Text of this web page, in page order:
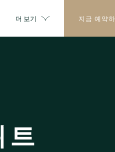
더 보기 지금 예약